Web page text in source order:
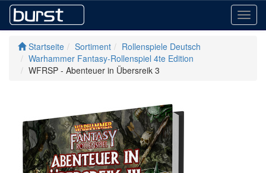
Startseite
Sortiment
Rollenspiele Deutsch
Warhammer Fantasy-Rollenspiel 4te Edition
WFRSP - Abenteuer in Übersreik 3